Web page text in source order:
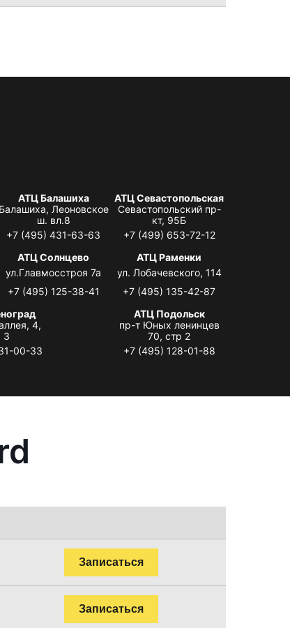
АТЦ Балашиха
Балашиха, Леоновское
ш. вл.8
+7 (495) 431-63-63
АТЦ Севастопольская
Севастопольский пр-
кт, 95Б
+7 (499) 653-72-12
АТЦ Солнцево
ул.Главмосстроя 7а
+7 (495) 125-38-41
АТЦ Раменки
ул. Лобачевского, 114
+7 (495) 135-42-87
4,
3
00-33
АТЦ Подольск
пр-т Юных ленинцев
70, стр 2
+7 (495) 128-01-88
Записаться
Записаться